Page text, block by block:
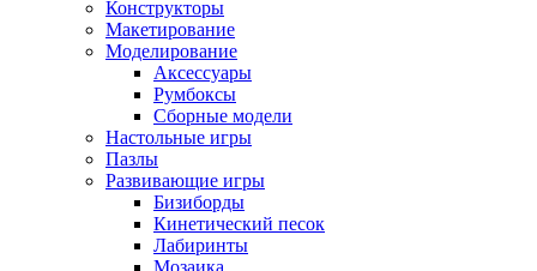
Конструкторы
Макетирование
Моделирование
Аксессуары
Румбоксы
Сборные модели
Настольные игры
Пазлы
Развивающие игры
Бизиборды
Кинетический песок
Лабиринты
Мозаика